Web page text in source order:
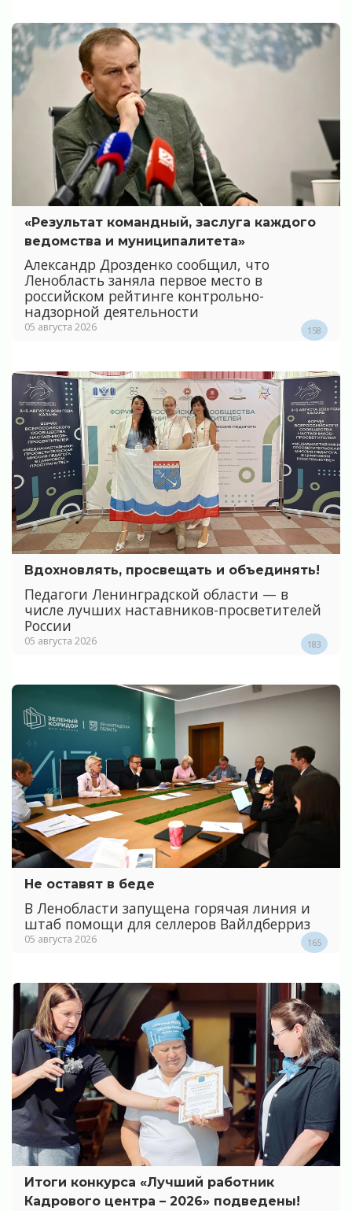
«Результат командный, заслуга каждого
ведомства и муниципалитета»
Александр Дрозденко сообщил, что
Ленобласть заняла первое место в
российском рейтинге контрольно-
надзорной деятельности
05 августа 2026 158
Вдохновлять, просвещать и объединять!
Педагоги Ленинградской области — в
числе лучших наставников-просветителей
России
05 августа 2026 183
Не оставят в беде
В Ленобласти запущена горячая линия и
штаб помощи для селлеров Вайлдберриз
05 августа 2026 165
Итоги конкурса «Лучший работник
Кадрового центра – 2026» подведены!